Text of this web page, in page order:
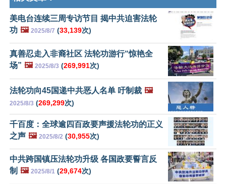
美电台连续三周专访节目 揭中共迫害法轮
功 🖼️ 2025/8/7 (33,139次)
真善忍走入非裔社区 法轮功游行“惊艳全
场” 🖼️ 2025/8/3 (269,991次)
法轮功向45国递中共恶人名单 吁制裁 🖼️
2025/8/3 (269,299次)
千百度：全球逾四百政要声援法轮功的正义
之声 🖼️ 2025/8/2 (30,955次)
中共跨国镇压法轮功升级 各国政要誓言反
制 🖼️ 2025/8/1 (29,674次)